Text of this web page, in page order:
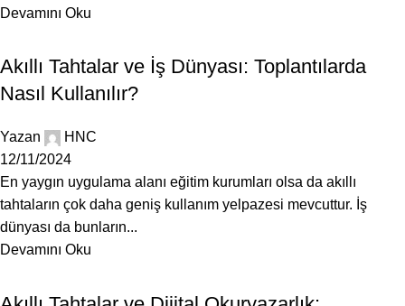
Devamını Oku
Akıllı Tahtalar ve İş Dünyası: Toplantılarda
Nasıl Kullanılır?
Yazan
HNC
12/11/2024
En yaygın uygulama alanı eğitim kurumları olsa da akıllı
tahtaların çok daha geniş kullanım yelpazesi mevcuttur. İş
dünyası da bunların...
Devamını Oku